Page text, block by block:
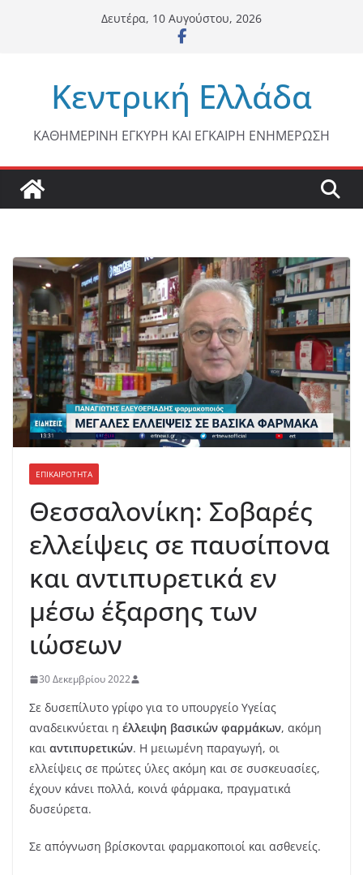
Δευτέρα, 10 Αυγούστου, 2026
Κεντρική Ελλάδα
ΚΑΘΗΜΕΡΙΝΗ ΕΓΚΥΡΗ ΚΑΙ ΕΓΚΑΙΡΗ ΕΝΗΜΕΡΩΣΗ
ΕΠΙΚΑΙΡΟΤΗΤΑ
Θεσσαλονίκη: Σοβαρές
ελλείψεις σε παυσίπονα
και αντιπυρετικά εν
μέσω έξαρσης των
ιώσεων
30 Δεκεμβρίου 2022
Σε δυσεπίλυτο γρίφο για το υπουργείο Υγείας
αναδεικνύεται η έλλειψη βασικών φαρμάκων, ακόμη
και αντιπυρετικών. Η μειωμένη παραγωγή, οι
ελλείψεις σε πρώτες ύλες ακόμη και σε συσκευασίες,
έχουν κάνει πολλά, κοινά φάρμακα, πραγματικά
δυσεύρετα.
Σε απόγνωση βρίσκονται φαρμακοποιοί και ασθενείς.